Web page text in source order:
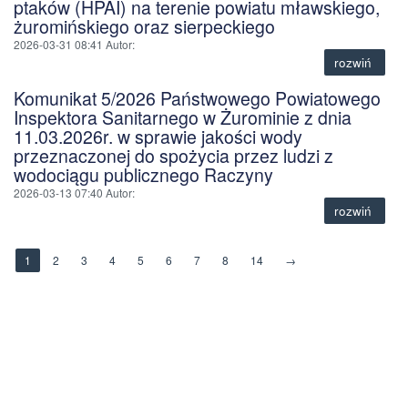
ptaków (HPAI) na terenie powiatu mławskiego,
żuromińskiego oraz sierpeckiego
2026-03-31 08:41 Autor:
rozwiń
Komunikat 5/2026 Państwowego Powiatowego
Inspektora Sanitarnego w Żurominie z dnia
11.03.2026r. w sprawie jakości wody
przeznaczonej do spożycia przez ludzi z
wodociągu publicznego Raczyny
2026-03-13 07:40 Autor:
rozwiń
1 2 3 4 5 6 7 8 14 →